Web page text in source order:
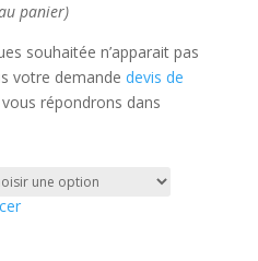
panier)
souhaitée n’apparait pas
votre demande devis de
répondrons dans